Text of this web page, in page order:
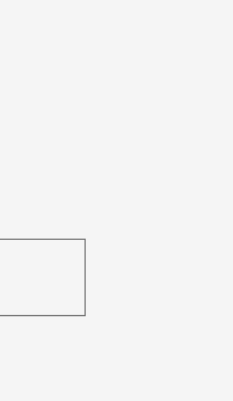
жидкого